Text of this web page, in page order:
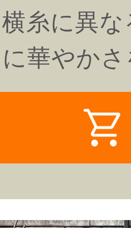
糸に異
華やか